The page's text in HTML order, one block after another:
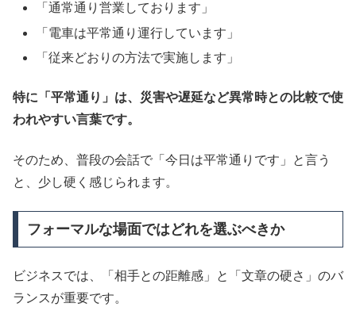
「通常通り営業しております」
「電車は平常通り運行しています」
「従来どおりの方法で実施します」
特に「平常通り」は、災害や遅延など異常時との比較で使
われやすい言葉です。
そのため、普段の会話で「今日は平常通りです」と言う
と、少し硬く感じられます。
フォーマルな場面ではどれを選ぶべきか
ビジネスでは、「相手との距離感」と「文章の硬さ」のバ
ランスが重要です。